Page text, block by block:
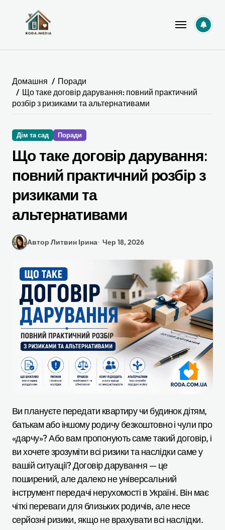
Домашня
Поради
Що таке договір дарування: повний практичний
розбір з ризиками та альтернативами
Дім та сад Поради
Що таке договір дарування:
повний практичний розбір з
ризиками та
альтернативами
Автор Литвин Ірина Чер 18, 2026
Ви плануєте передати квартиру чи будинок дітям,
батькам або іншому родичу безкоштовно і чули про
«дарчу»? Або вам пропонують саме такий договір, і
ви хочете зрозуміти всі ризики та наслідки саме у
вашій ситуації? Договір дарування — це
поширений, але далеко не універсальний
інструмент передачі нерухомості в Україні. Він має
чіткі переваги для близьких родичів, але несе
серйозні ризики, якщо не врахувати всі наслідки.